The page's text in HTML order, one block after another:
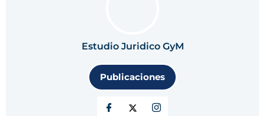
Estudio Juridico GyM
Publicaciones